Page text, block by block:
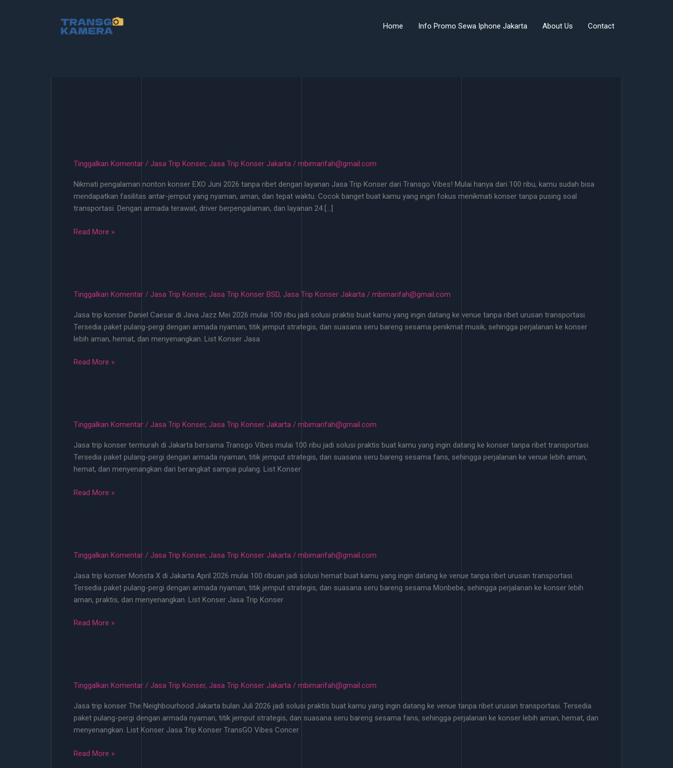
Home Info Promo Sewa Iphone Jakarta About Us Contact
Tinggalkan Komentar / Jasa Trip Konser, Jasa Trip Konser Jakarta / mbimarifah@gmail.com
Nikmati pengalaman nonton konser EXO Juni 2026 tanpa ribet dengan layanan Jasa Trip Konser dari Transgo Vibes! Mulai hanya dari 100 ribu, kamu sudah bisa
mendapatkan fasilitas antar-jemput yang nyaman, aman, dan tepat waktu. Cocok banget buat kamu yang ingin fokus menikmati konser tanpa pusing soal
transportasi. Dengan armada terawat, driver berpengalaman, dan layanan 24 […]
Jasa
2026
100
Ribu
di
Read More »
Tinggalkan Komentar / Jasa Trip Konser, Jasa Trip Konser BSD, Jasa Trip Konser Jakarta / mbimarifah@gmail.com
Jasa trip konser Daniel Caesar di Java Jazz Mei 2026 mulai 100 ribu jadi solusi praktis buat kamu yang ingin datang ke venue tanpa ribet urusan transportasi.
Tersedia paket pulang-pergi dengan armada nyaman, titik jemput strategis, dan suasana seru bareng sesama penikmat musik, sehingga perjalanan ke konser
lebih aman, hemat, dan menyenangkan. List Konser Jasa
Jasa
Java
–
Mei
2026
100
Read More »
Tinggalkan Komentar / Jasa Trip Konser, Jasa Trip Konser Jakarta / mbimarifah@gmail.com
Jasa trip konser termurah di Jakarta bersama Transgo Vibes mulai 100 ribu jadi solusi praktis buat kamu yang ingin datang ke konser tanpa ribet transportasi.
Tersedia paket pulang-pergi dengan armada nyaman, titik jemput strategis, dan suasana seru bareng sesama fans, sehingga perjalanan ke venue lebih aman,
hemat, dan menyenangkan dari berangkat sampai pulang. List Konser
Jasa
di
Vibes
Mulai
100
Read More »
Tinggalkan Komentar / Jasa Trip Konser, Jasa Trip Konser Jakarta / mbimarifah@gmail.com
Jasa trip konser Monsta X di Jakarta April 2026 mulai 100 ribuan jadi solusi hemat buat kamu yang ingin datang ke venue tanpa ribet urusan transportasi.
Tersedia paket pulang-pergi dengan armada nyaman, titik jemput strategis, dan suasana seru bareng sesama Monbebe, sehingga perjalanan ke konser lebih
aman, praktis, dan menyenangkan. List Konser Jasa Trip Konser
Jasa
di
April
2026
Mulai
Read More »
Tinggalkan Komentar / Jasa Trip Konser, Jasa Trip Konser Jakarta / mbimarifah@gmail.com
Jasa trip konser The Neighbourhood Jakarta bulan Juli 2026 jadi solusi praktis buat kamu yang ingin datang ke venue tanpa ribet urusan transportasi. Tersedia
paket pulang-pergi dengan armada nyaman, titik jemput strategis, dan suasana seru bareng sesama fans, sehingga perjalanan ke konser lebih aman, hemat, dan
menyenangkan. List Konser Jasa Trip Konser TransGO Vibes Concer
Jasa
Read More »